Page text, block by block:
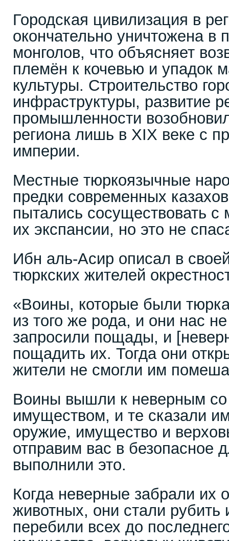
Городская цивилизация в
окончательно уничтожена в
монголов, что объясняет
племён к кочевью и упадок
культуры. Строительство
инфраструктуры, развитие
промышленности
региона лишь в XIX веке с
империи.
Местные тюркоязычные
предки современных
пытались сосуществовать с
их экспансии, но это не
Ибн аль-Асир описал в
тюркских жителей
«Воины, которые были
из того же рода, и они нас
запросили пощады, и
пощадить их. Тогда они
жители не смогли им
Воины вышли к неверным
имуществом, и те сказали
оружие, имущество и
отправим вас в безопасное
выполнили это.
Когда неверные забрали их
животных, они стали рубить
перебили всех до